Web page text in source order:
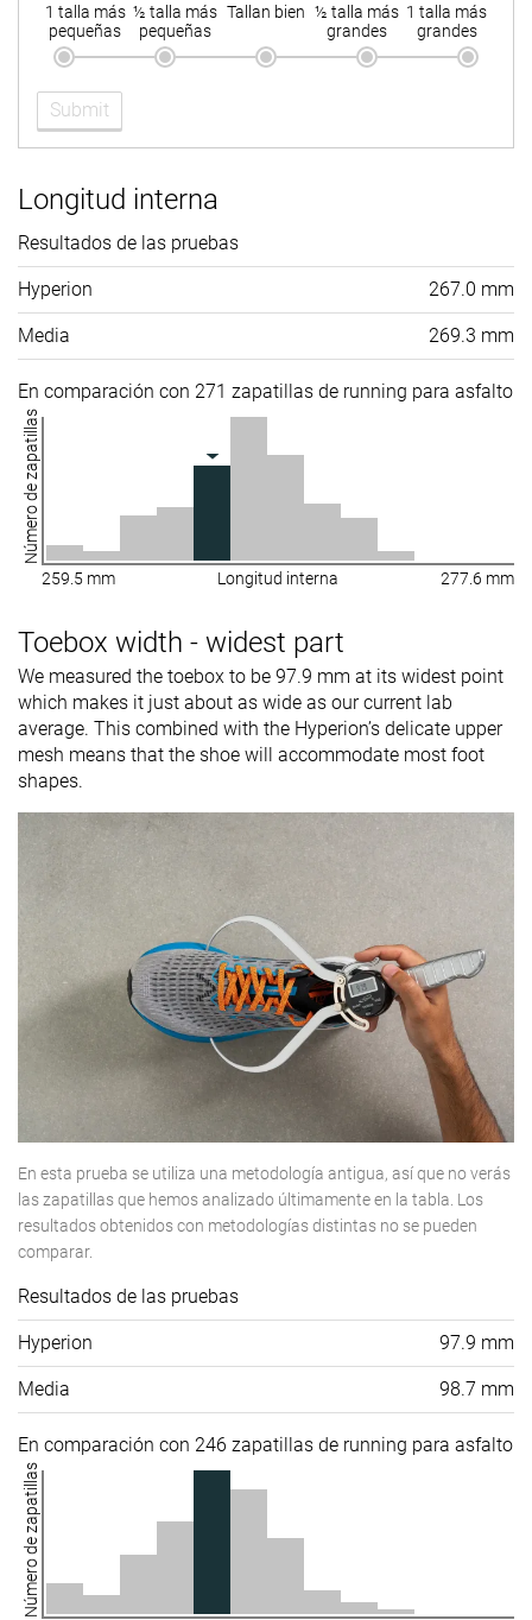
1 talla más
pequeñas
½ talla más
pequeñas
Tallan bien ½ talla más
grandes
1 talla más
grandes
Submit
Longitud interna
Resultados de las pruebas
Hyperion 267.0 mm
Media 269.3 mm
En comparación con 271 zapatillas de running para asfalto
Número de zapatillas
259.5 mm Longitud interna 277.6 mm
Toebox width - widest part
We measured the toebox to be 97.9 mm at its widest point
which makes it just about as wide as our current lab
average. This combined with the Hyperion’s delicate upper
mesh means that the shoe will accommodate most foot
shapes.
En esta prueba se utiliza una metodología antigua, así que no verás
las zapatillas que hemos analizado últimamente en la tabla. Los
resultados obtenidos con metodologías distintas no se pueden
comparar.
Resultados de las pruebas
Hyperion 97.9 mm
Media 98.7 mm
En comparación con 246 zapatillas de running para asfalto
Número de zapatillas